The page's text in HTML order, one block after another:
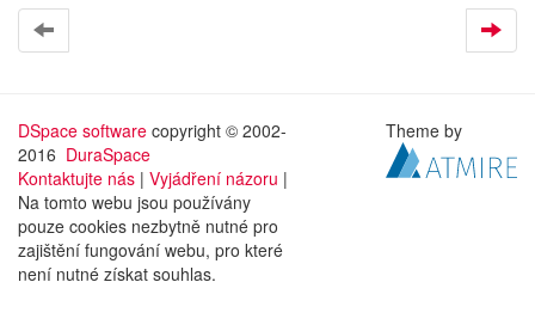
DSpace software copyright © 2002-
2016 DuraSpace
Kontaktujte nás | Vyjádření názoru |
Na tomto webu jsou používány
pouze cookies nezbytně nutné pro
zajištění fungování webu, pro které
není nutné získat souhlas.
Theme by